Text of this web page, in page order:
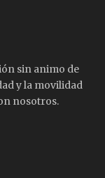
sin animo de
y la movilidad
nosotros.